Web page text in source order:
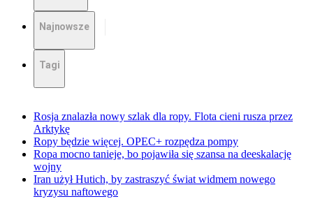
Najnowsze
Tagi
Rosja znalazła nowy szlak dla ropy. Flota cieni rusza przez
Arktykę
Ropy będzie więcej. OPEC+ rozpędza pompy
Ropa mocno tanieje, bo pojawiła się szansa na deeskalację
wojny
Iran użył Hutich, by zastraszyć świat widmem nowego
kryzysu naftowego